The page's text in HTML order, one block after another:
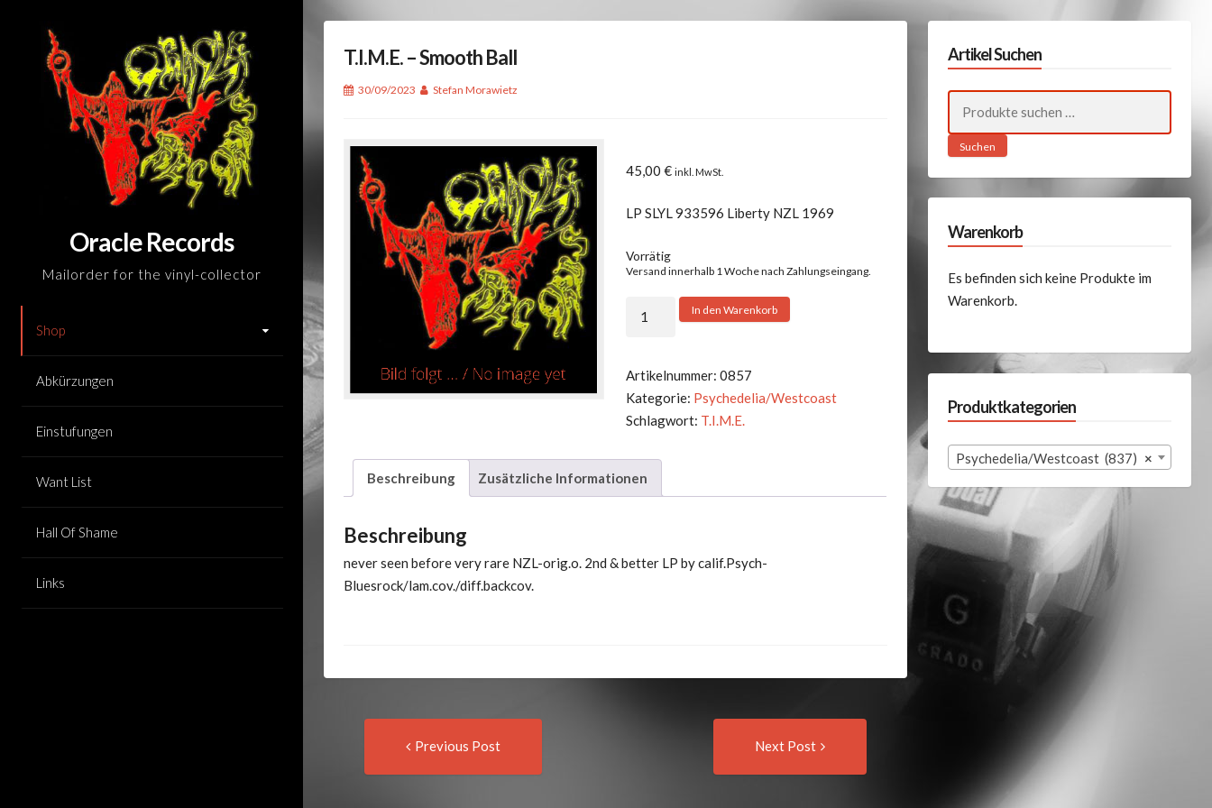
content
Oracle Records
Mailorder for the vinyl-collector
Shop
Abkürzungen
Einstufungen
Want List
Hall Of Shame
Links
T.I.M.E. – Smooth Ball
30/09/2023 Stefan Morawietz
45,00€ inkl. MwSt.
LP SLYL 933596 Liberty NZL 1969
Vorrätig
Versand innerhalb 1 Woche nach Zahlungseingang.
Ball
Menge
In den Warenkorb
Artikelnummer:0857
Kategorie: Psychedelia/Westcoast
Schlagwort: T.I.M.E.
Beschreibung Zusätzliche Informationen
Beschreibung
never seen before very rare NZL-orig.o. 2nd & better LP by calif.Psych-
Bluesrock/lam.cov./diff.backcov.
Post
navigation
Previous Post Next Post
Artikel Suchen
nach:
Suchen
Warenkorb
Es befinden sich keine Produkte im
Warenkorb.
Produktkategorien
×
Psychedelia/Westcoast (837)